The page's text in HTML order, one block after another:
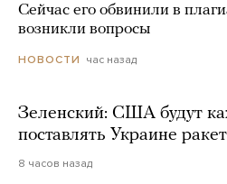
Сейчас его обвинили в
возникли вопросы
НОВОСТИ час назад
Зеленский: США будут
поставлять Украине
8 часов назад